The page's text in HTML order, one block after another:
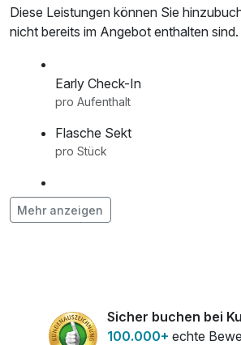
Diese Leistungen können Sie
nicht bereits im Angebot enthalten sind.
Early Check-In
pro Aufenthalt
Flasche Sekt
pro Stück
Halbpension Erwachsene ab 18
(bitte pro Tag buchen)
Tag buchen)
Mehr anzeigen
Sicher buchen bei
100.000+ echte